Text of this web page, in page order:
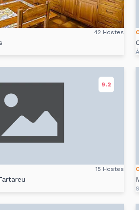
42 Hostes
9.2
15 Hostes